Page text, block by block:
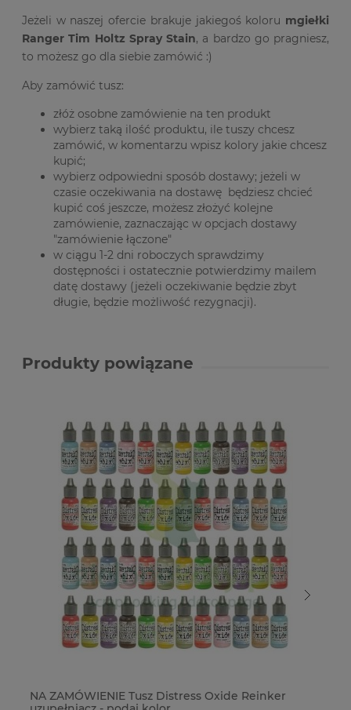
Jeżeli w naszej ofercie brakuje jakiegoś koloru mgiełki
Ranger Tim Holtz Spray Stain, a bardzo go pragniesz,
to możesz go dla siebie zamówić :)
Aby zamówić tusz:
złóż osobne zamówienie na ten produkt
wybierz taką ilość produktu, ile tuszy chcesz
zamówić, w komentarzu wpisz kolory jakie chcesz
kupić;
wybierz odpowiedni sposób dostawy; jeżeli w
czasie oczekiwania na dostawę będziesz chcieć
kupić coś jeszcze, możesz złożyć kolejne
zamówienie, zaznaczając w opcjach dostawy
"zamówienie łączone"
w ciągu 1-2 dni roboczych sprawdzimy
dostępności i ostatecznie potwierdzimy mailem
datę dostawy (jeżeli oczekiwanie będzie zbyt
długie, będzie możliwość rezygnacji).
Produkty powiązane
NA ZAMÓWIENIE Tusz Distress Oxide Reinker